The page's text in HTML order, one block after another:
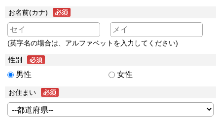
お名前(カナ)
(英字名の場合は、アルファベットを入力してください)
性別
男性 女性
お住まい